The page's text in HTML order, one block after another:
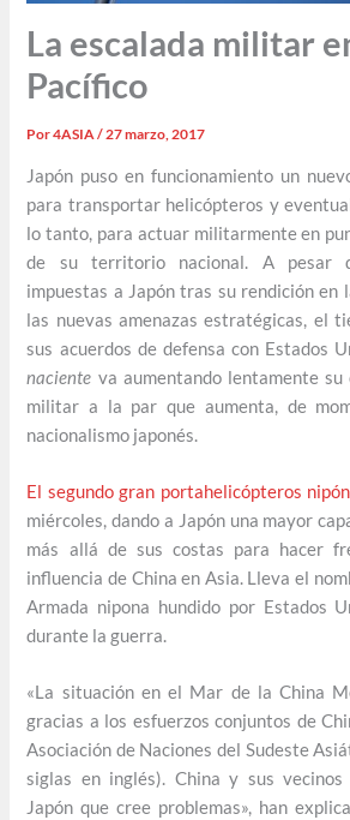
La escalada militar
Pacífico
Por4ASIA/27 marzo, 2017
Japón puso en funcionamiento un
para transportar helicópteros y
lo tanto, para actuar militarmente en
de su territorio nacional. A pesar
impuestas a Japón tras su rendición en
las nuevas amenazas estratégicas, el
sus acuerdos de defensa con Estados
naciente va aumentando lentamente su
militar a la par que aumenta, de
nacionalismo japonés.
El segundo gran portahelicópteros
miércoles, dando a Japón una mayor
más allá de sus costas para hacer
influencia de China en Asia. Lleva el
Armada nipona hundido por Estados
durante la guerra.
«La situación en el Mar de la China
gracias a los esfuerzos conjuntos de
Asociación de Naciones del Sudeste
siglas en inglés). China y sus
Japón que cree problemas», han